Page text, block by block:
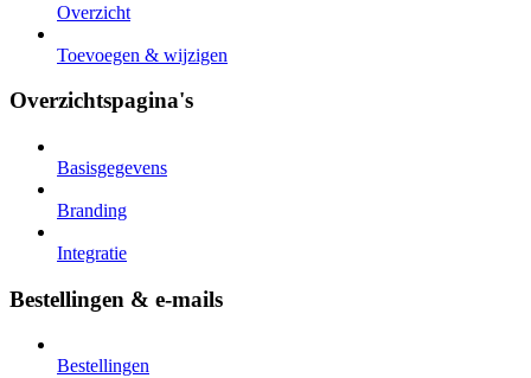
Overzicht
Toevoegen & wijzigen
Overzichtspagina's
Basisgegevens
Branding
Integratie
Bestellingen & e-mails
Bestellingen